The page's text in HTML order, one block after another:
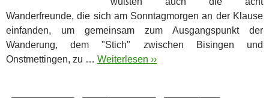
Wanderfreunde, die sich am Sonntagmorgen an der Klause
einfanden, um gemeinsam zum Ausgangspunkt der
Wanderung, dem "Stich" zwischen Bisingen und
Onstmettingen, zu … Weiterlesen ››